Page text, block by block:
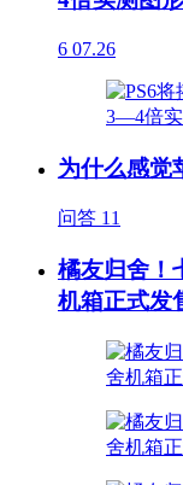
6 07.26
为什么感觉
问答 11
橘友归舍！
机箱正式发